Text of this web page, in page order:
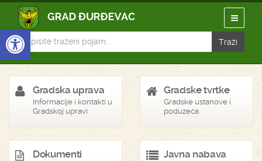
Open toolbar
Gradska uprava
Informacije i kontakti u
Gradskoj upravi
Gradske tvrtke
Gradske ustanove i
poduzeća
Dokumenti Javna nabava